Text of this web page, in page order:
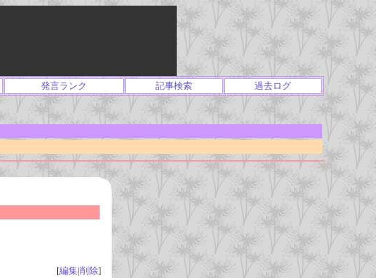
発言ランク 記事検索 過去ログ
[編集|削除]